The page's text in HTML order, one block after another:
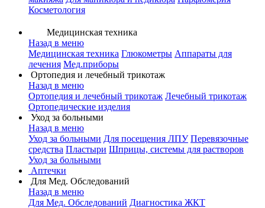
Косметология
Медицинская техника
Назад в меню
Медицинская техника Глюкометры Аппараты для
лечения Мед.приборы
Ортопедия и лечебный трикотаж
Назад в меню
Ортопедия и лечебный трикотаж Лечебный трикотаж
Ортопедические изделия
Уход за больными
Назад в меню
Уход за больными Для посещения ЛПУ Перевязочные
средства Пластыри Шприцы, системы для растворов
Уход за больными
Аптечки
Для Мед. Обследований
Назад в меню
Для Мед. Обследований Диагностика ЖКТ